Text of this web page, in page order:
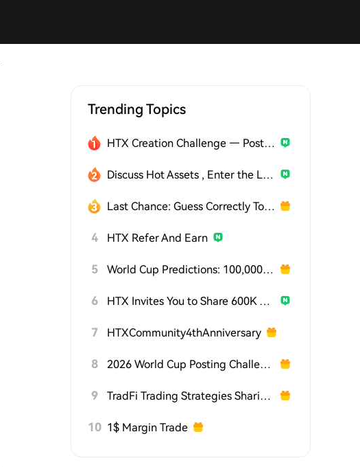
Trending Topics
HTX Creation Challenge — Post and Win 1,500U
Discuss Hot Assets , Enter the Lucky Draw
Last Chance: Guess Correctly Today and Win More
4 HTX Refer And Earn
5 World Cup Predictions: 100,000 USDT Daily
6 HTX Invites You to Share 600K USDT in Gift Packs
7 HTXCommunity4thAnniversary
8 2026 World Cup Posting Challenge on HTX Square
9 TradFi Trading Strategies Sharing Challenge
10 1$ Margin Trade